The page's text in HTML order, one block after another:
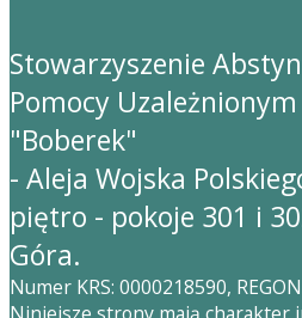
Stowarzyszenie
Pomocy
"Boberek"
- Aleja Wojska
piętro - pokoje 301 i
Góra.
Numer KRS: 0000218590,